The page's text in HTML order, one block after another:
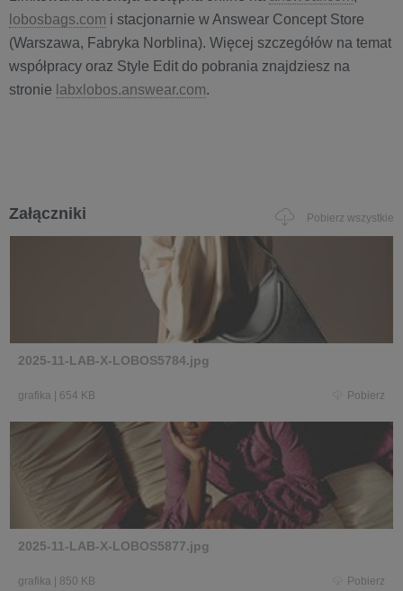
lobosbags.com i stacjonarnie w Answear Concept Store
(Warszawa, Fabryka Norblina). Więcej szczegółów na temat
współpracy oraz Style Edit do pobrania znajdziesz na
stronie labxlobos.answear.com.
Załączniki Pobierz wszystkie
2025-11-LAB-X-LOBOS5784.jpg
grafika 654 KB Pobierz
2025-11-LAB-X-LOBOS5877.jpg
grafika 850 KB Pobierz